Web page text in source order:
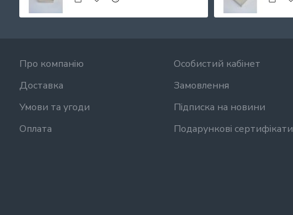
Про компанію
Доставка
Умови та угоди
Оплата
Особистий кабінет
Замовлення
Підписка на новини
Подарункові сертифікати